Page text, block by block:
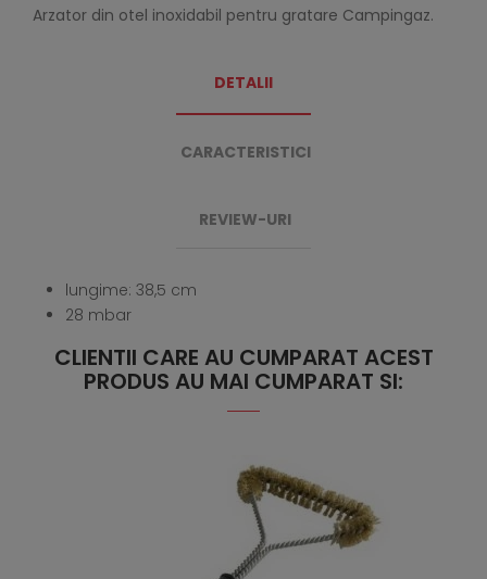
Arzator din otel inoxidabil pentru gratare Campingaz.
DETALII
CARACTERISTICI
REVIEW-URI
lungime: 38,5 cm
28 mbar
CLIENTII CARE AU CUMPARAT ACEST
PRODUS AU MAI CUMPARAT SI: